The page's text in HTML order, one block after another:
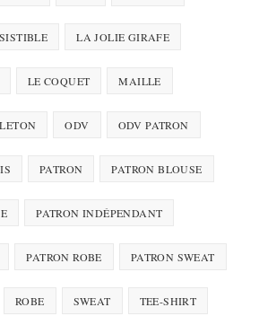
LA JOLIE GIRAFE
LE COQUET MAILLE
ODV ODV PATRON
PATRON PATRON BLOUSE
PATRON INDÉPENDANT
PATRON ROBE PATRON SWEAT
ROBE SWEAT TEE-SHIRT